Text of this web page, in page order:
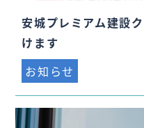
安城プレミアム建設
けます
お知らせ